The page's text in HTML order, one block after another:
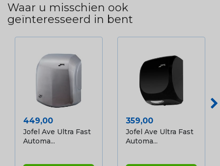
Waar u misschien ook
geïnteresseerd in bent
Prijs
449,00
Jofel Ave Ultra Fast
Automa...
Prijs
359,00
Jofel Ave Ultra Fast
Automa...